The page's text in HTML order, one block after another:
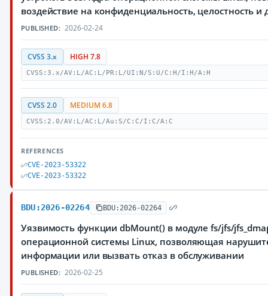
воздействие на конфиденциальность, целостность
PUBLISHED: 2026-02-24
CVSS 3.x HIGH 7.8
CVSS:3.x/AV:L/AC:L/PR:L/UI:N/S:U/C:H/I:H/A:H
CVSS 2.0 MEDIUM 6.8
CVSS:2.0/AV:L/AC:L/Au:S/C:C/I:C/A:C
REFERENCES
CVE-2023-53322
CVE-2023-53322
BDU:2026-02264 BDU:2026-02264
Уязвимость функции dbMount() в модуле fs/jfs/
операционной системы Linux, позволяющая
информации или вызвать отказ в обслуживании
PUBLISHED: 2026-02-25